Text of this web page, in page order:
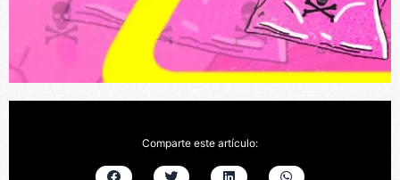
Comparte este artículo: